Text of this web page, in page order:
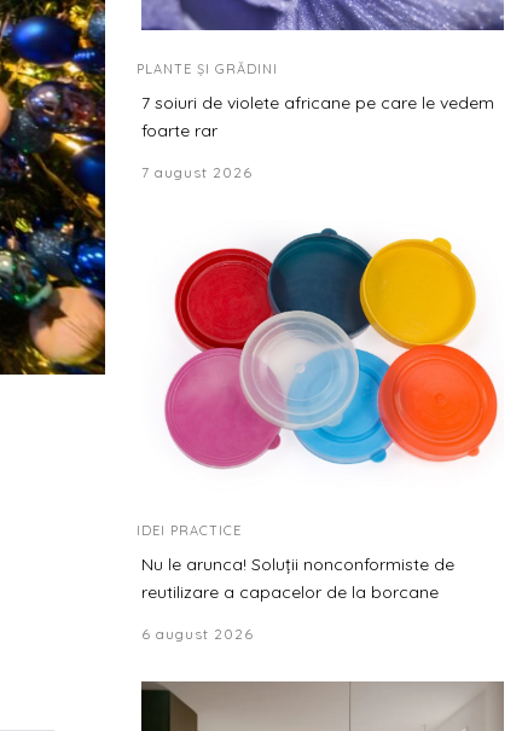
PLANTE ȘI GRĂDINI
7 soiuri de violete africane pe care le vedem
foarte rar
7 august 2026
IDEI PRACTICE
Nu le arunca! Soluții nonconformiste de
reutilizare a capacelor de la borcane
6 august 2026